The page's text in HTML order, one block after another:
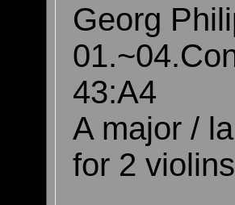
Georg
43:A4
A major /
for 2